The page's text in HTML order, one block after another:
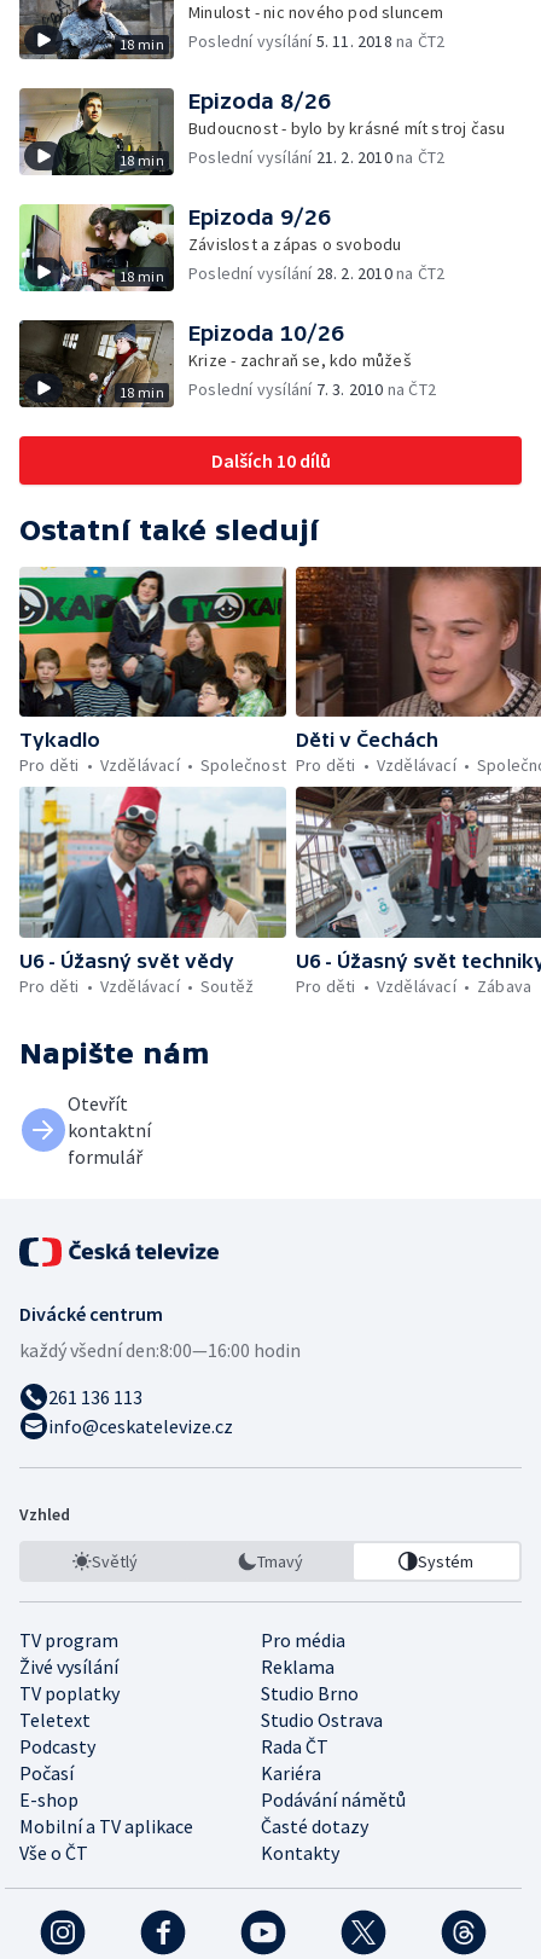
18 min
Minulost - nic nového pod sluncem
Poslední vysílání5. 11. 2018 na ČT2
18 min
Epizoda 8/26
Budoucnost - bylo by krásné mít stroj času
Poslední vysílání 21. 2. 2010na ČT2
18 min
Epizoda 9/26
Závislost a zápas o svobodu
Poslední vysílání 28. 2. 2010na ČT2
18 min
Epizoda 10/26
Krize - zachraň se, kdo můžeš
Poslední vysílání 7. 3. 2010 na ČT2
Dalších 10 dílů
Ostatní také sledují
Tykadlo
Pro děti
Vzdělávací Společnost
Děti v Čechách
Pro děti
Vzdělávací
U6 - Úžasný svět vědy
Pro děti
Vzdělávací Soutěž
U6 - Úžasný svět
Pro děti
Vzdělávací Zábava
Napište nám
Otevřít
kontaktní
formulář
Divácké centrum
každý všední den:8:00—16:00 hodin
261 136 113
info@ceskatelevize.cz
Vzhled
Světlý Tmavý Systém
TV program
Pro média
Živé vysílání
Reklama
TV poplatky
Studio Brno
Teletext
Studio Ostrava
Podcasty
Rada ČT
Počasí
Kariéra
E-shop
Podávání námětů
Mobilní a TV aplikace
Časté dotazy
Vše o ČT
Kontakty